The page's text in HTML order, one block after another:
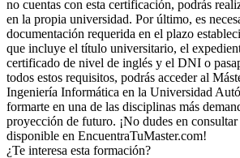
no cuentas con esta certificación, podrás
en la propia universidad. Por último, es
documentación requerida en el plazo
que incluye el título universitario, el
certificado de nivel de inglés y el DNI o
todos estos requisitos, podrás acceder al
Ingeniería Informática en la Universidad
formarte en una de las disciplinas más
proyección de futuro. ¡No dudes en
disponible en EncuentraTuMaster.com!
¿Te interesa esta formación?